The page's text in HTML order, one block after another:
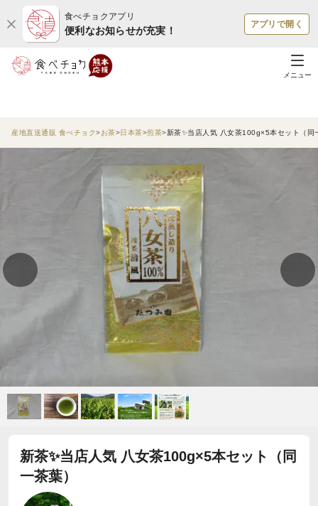
食べチョクアプリ
便利なお知らせが充実！
アプリで開く
メニュー
産地直送通販 食べチョク お茶 日本茶 煎茶 新茶✨当店人気 八女茶100g×5本セット（同
新茶✨当店人気 八女茶100g×5本セット（同
一茶葉）